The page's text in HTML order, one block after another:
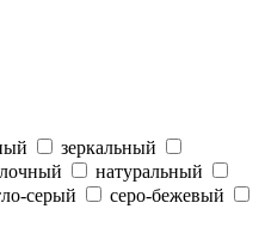
зеркальный
натуральный
серый
серо-бежевый